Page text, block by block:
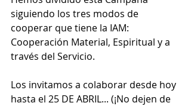
siguiendo los tres modos de
cooperar que tiene la IAM:
Cooperación Material, Espiritual y a
través del Servicio.
Los invitamos a colaborar desde hoy
hasta el 25 DE ABRIL... (¡No dejen de